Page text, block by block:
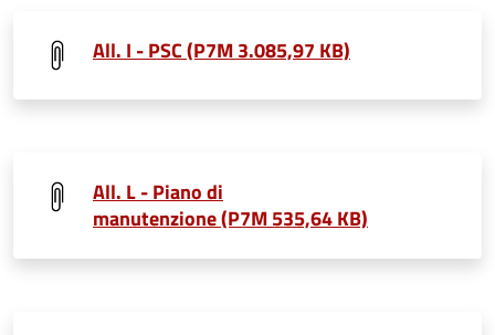
All. I - PSC (P7M 3.085,97 KB)
All. L - Piano di
manutenzione (P7M 535,64 KB)